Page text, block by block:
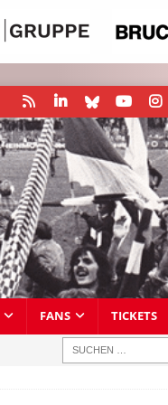
FANS TICKETS